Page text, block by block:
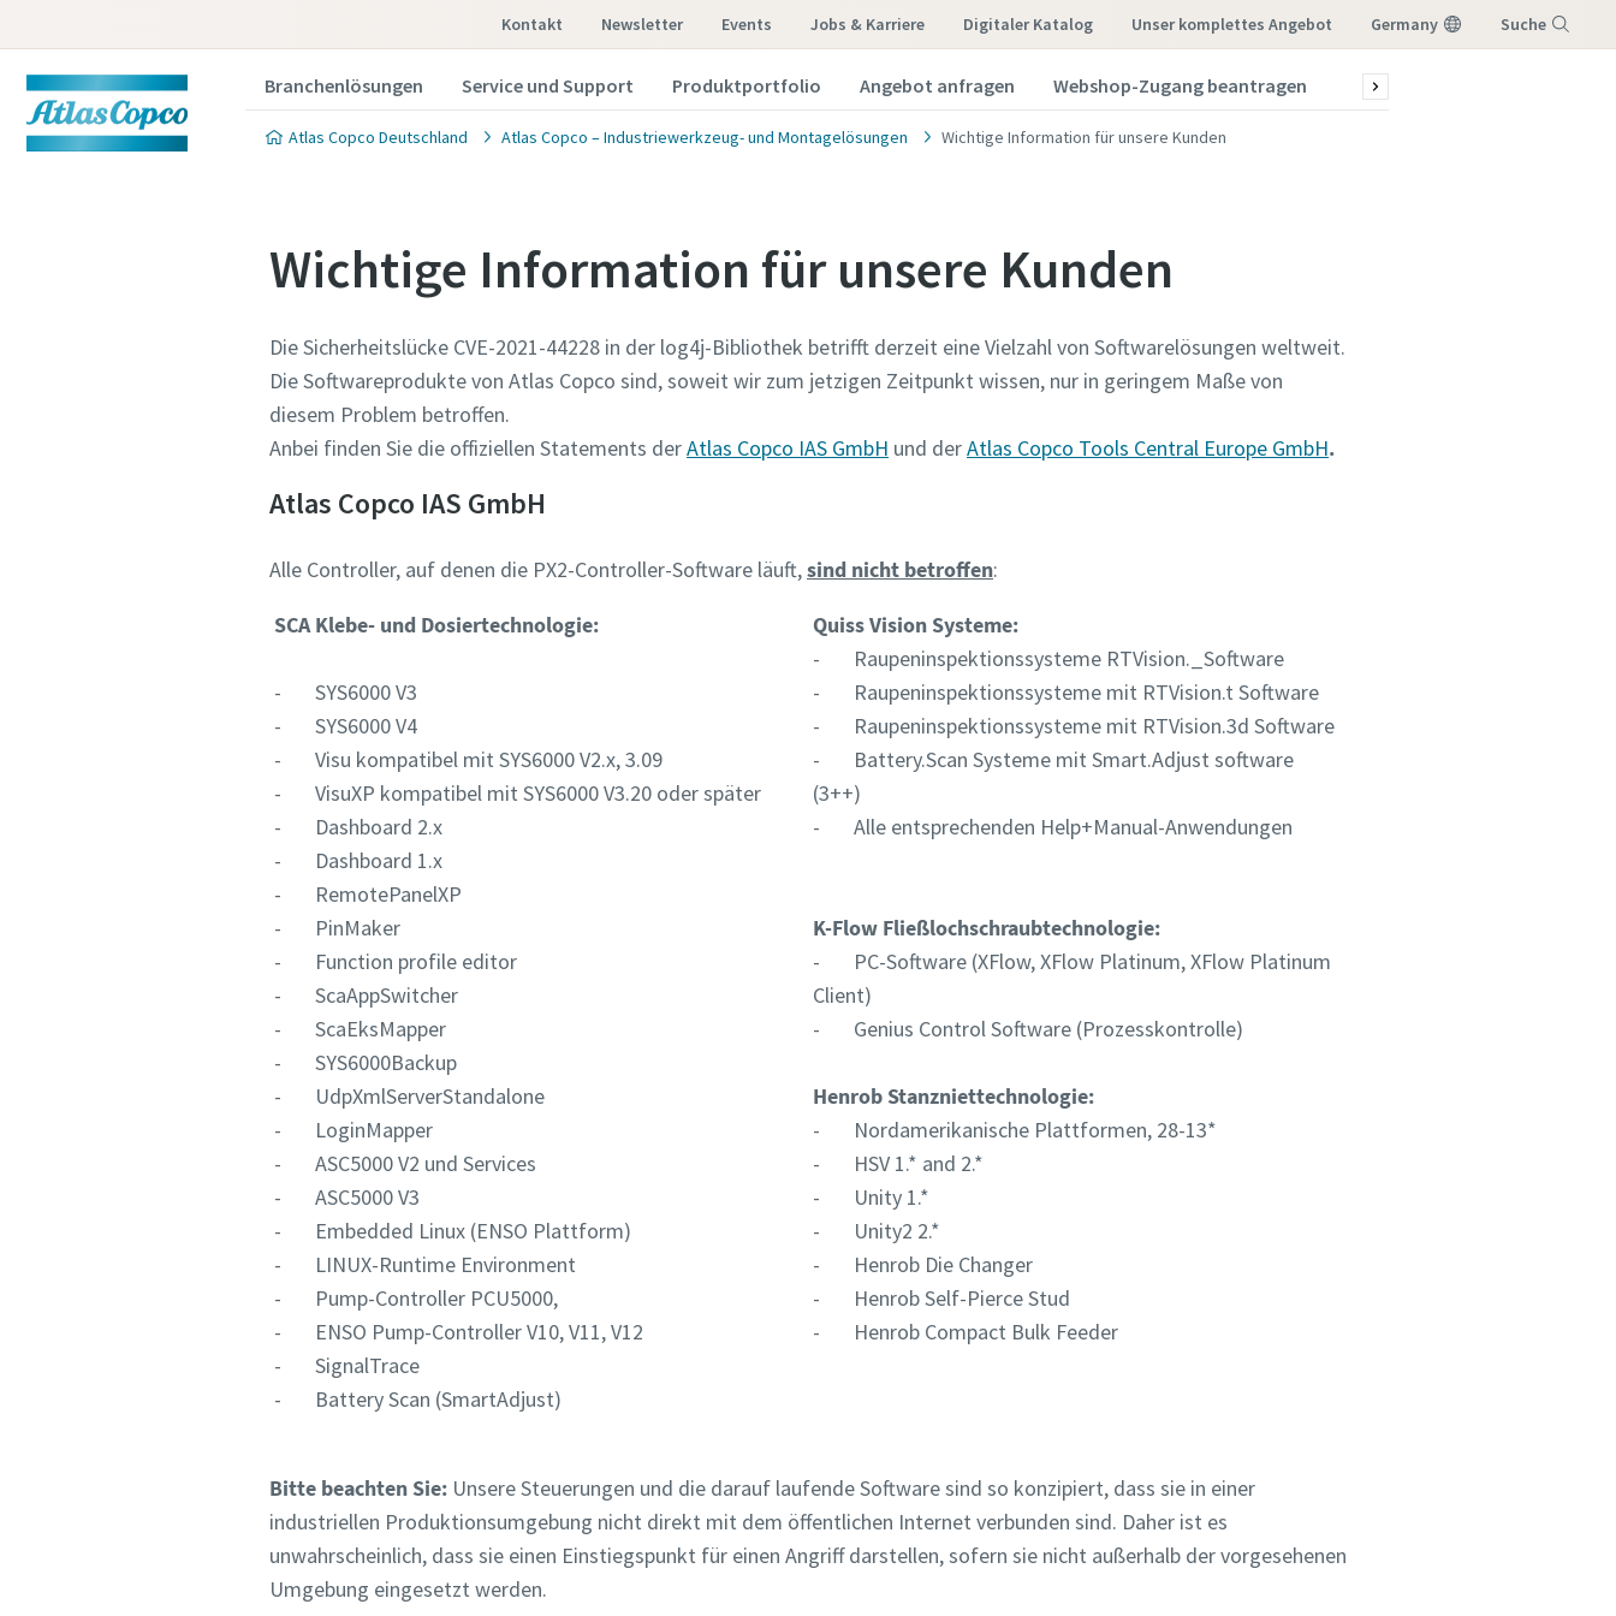
Kontakt Newsletter Events Jobs & Karriere Digitaler Katalog Unser komplettes Angebot Germany Suche
Branchenlösungen Service und Support Produktportfolio Angebot anfragen Webshop-Zugang beantragen News & Stories
Atlas Copco Deutschland Atlas Copco – Industriewerkzeug- und Montagelösungen Wichtige Information für unsere Kunden
Wichtige Information für unsere Kunden
Die Sicherheitslücke CVE-2021-44228 in der log4j-Bibliothek betrifft derzeit eine Vielzahl von Softwarelösungen weltweit.
Die Softwareprodukte von Atlas Copco sind, soweit wir zum jetzigen Zeitpunkt wissen, nur in geringem Maße von
diesem Problem betroffen.
Anbei finden Sie die offiziellen Statements derAtlas Copco IAS GmbH und derAtlas Copco Tools Central Europe GmbH.
Atlas Copco IAS GmbH
Alle Controller, auf denen die PX2-Controller-Software läuft,sind nicht betroffen:
SCA Klebe- und Dosiertechnologie:
- SYS6000 V3
- SYS6000 V4
- Visu kompatibel mit SYS6000 V2.x, 3.09
- VisuXP kompatibel mit SYS6000 V3.20 oder später
- Dashboard 2.x
- Dashboard 1.x
- RemotePanelXP
- PinMaker
- Function profile editor
- ScaAppSwitcher
- ScaEksMapper
- SYS6000Backup
- UdpXmlServerStandalone
- LoginMapper
- ASC5000 V2 und Services
- ASC5000 V3
- Embedded Linux (ENSO Plattform)
- LINUX-Runtime Environment
- Pump-Controller PCU5000,
- ENSO Pump-Controller V10, V11, V12
- SignalTrace
- Battery Scan (SmartAdjust)
Quiss Vision Systeme:
- Raupeninspektionssysteme RTVision._Software
- Raupeninspektionssysteme mit RTVision.t Software
- Raupeninspektionssysteme mit RTVision.3d Software
- Battery.Scan Systeme mit Smart.Adjust software
(3++)
- Alle entsprechenden Help+Manual-Anwendungen
K-Flow Fließlochschraubtechnologie:
- PC-Software (XFlow, XFlow Platinum, XFlow Platinum
Client)
- Genius Control Software (Prozesskontrolle)
Henrob Stanzniettechnologie:
- Nordamerikanische Plattformen, 28-13*
- HSV 1.* and 2.*
- Unity 1.*
- Unity2 2.*
- Henrob Die Changer
- Henrob Self-Pierce Stud
- Henrob Compact Bulk Feeder
Bitte beachten Sie: Unsere Steuerungen und die darauf laufende Software sind so konzipiert, dass sie in einer
industriellen Produktionsumgebung nicht direkt mit dem öffentlichen Internet verbunden sind. Daher ist es
unwahrscheinlich, dass sie einen Einstiegspunkt für einen Angriff darstellen, sofern sie nicht außerhalb der vorgesehenen
Umgebung eingesetzt werden.
Wenden Sie sich an unsere Experten für industrielle
Fügetechnik
Gern beraten wir Sie über unsere Lösungen zur Fügetechnik. Erfahren Sie, wie
diese einen Mehrwert für Ihre Montageprozesse schaffen. Bitte teilen Sie uns mit,
wie wir Ihnen helfen können!
Alle mit (*) gekennzeichnete Felder sind Pflichtfelder.
Persönliche Angaben
Nachname
E-Mail
Telefon
Weitere Informationen
Postleitzahl
Bitte lassen Sie uns wissen, woran Sie interessiert sind:
Wenden Sie sich an unsere Experten für industrielle
Fügetechnik
Gern beraten wir Sie über unsere Lösungen zur Fügetechnik. Erfahren Sie, wie
diese einen Mehrwert für Ihre Montageprozesse schaffen. Bitte teilen Sie uns mit,
wie wir Ihnen helfen können!
Alle mit (*) gekennzeichnete Felder sind Pflichtfelder.
Persönliche Angaben
Nachname
E-Mail
Telefon
Weitere Informationen
Postleitzahl
Bitte lassen Sie uns wissen, woran Sie interessiert sind: